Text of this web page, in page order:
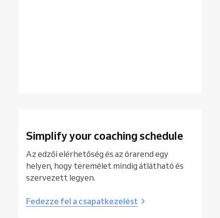
Simplify your coaching schedule
Az edzői elérhetőség és az órarend egy
helyen, hogy teremélet mindig átlátható és
szervezett legyen.
Fedezze fel a csapatkezelést